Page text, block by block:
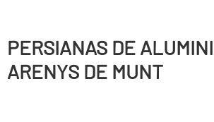
PERSIANAS DE
ARENYS DE MUNT